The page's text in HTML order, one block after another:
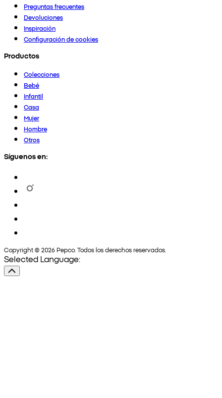
Preguntas frecuentes
Devoluciones
Inspiración
Configuración de cookies
Productos
Colecciones
Bebé
Infantil
Casa
Mujer
Hombre
Otros
Síguenos en:
Copyright © 2026 Pepco. Todos los derechos reservados.
Selected Language: